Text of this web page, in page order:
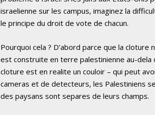
israelienne sur les campus, imaginez la
le principe du droit de vote de chacun.
Pourquoi cela ? D’abord parce que la
est construite en terre palestinienne au-dela
cloture est en realite un couloir – qui peut
cameras et de detecteurs, les Palestiniens
des paysans sont separes de leurs champs.